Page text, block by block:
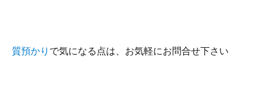
質預かり で気になる点は、お気軽にお問合せ下さい